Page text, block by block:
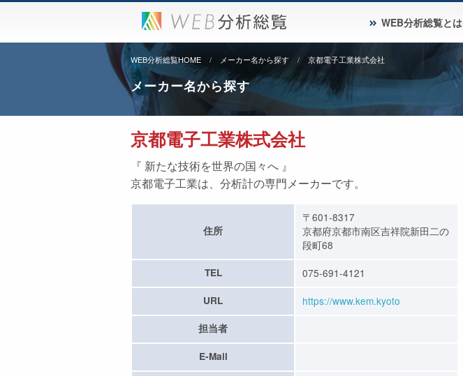
WEB分析総覧とは
WEB分析総覧HOME メーカー名から探す 京都電子工業株式会社
メーカー名から探す
京都電子工業株式会社
『 新たな技術を世界の国々へ 』
京都電子工業は、分析計の専門メーカーです。
住所
〒601-8317
京都府京都市南区吉祥院新田二の
段町68
TEL 075-691-4121
URL https://www.kem.kyoto
担当者
E-Mail